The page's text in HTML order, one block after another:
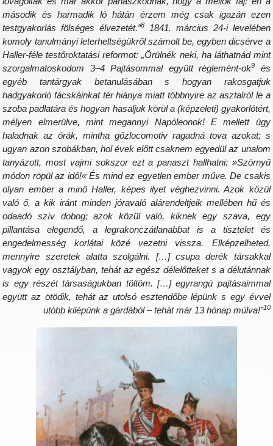
második és harmadik ló hátán érzem még csak igazán
testgyakorlás fölséges élvezetét.” 1841. március 24-i
komoly tanulmányi leterheltségükről számolt be, egyben dicsérve
Haller-féle testőroktatási reformot: „Örülnék neki, ha láthatnád
szorgalmatoskodom 3–4 Pajtásommal együtt règlemènt-ok
egyéb tantárgyak betanulásában s hogyan
hadgyakorló fácskáinkat tér hiánya miatt többnyire az asztalról le
szoba padlatára és hogyan hasaljuk körül a (képzeleti)
mélyen elmerülve, mint megannyi Napóleonok! E mellett
haladnak az órák, mintha gőzlocomotiv ragadná tova azokat;
ugyan azon szobákban, hol évek előtt csaknem egyedül az
tanyázott, most vajmi sokszor ezt a panaszt hallhatni:
módon röpül az idő!« És mind ez egyetlen ember műve. De
olyan ember a minő Haller, képes ilyet véghezvinni. Azok
való ő, a kik iránt minden jóravaló alárendeltjeik mellében hű
odaadó szív dobog; azok közül való, kiknek egy szava,
pillantása elegendő, a legrakonczátlanabbat is a tisztelet
engedelmesség korlátai közé vezetni vissza.
mennyire szeretek alatta szolgálni. […] csupa derék
vagyok egy osztályban, tehát az egész délelőtteket s a
is egy részét társaságukban töltöm. […] egyrangú
együtt az ötödik, tehát az utolsó esztendőbe lépünk s egy
utóbb kilépünk a gárdából – tehát már 13 hónap múlva!”